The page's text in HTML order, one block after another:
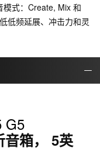
式：Create, Mix 和
低频延展、冲击力和灵
G5
音箱， 5英